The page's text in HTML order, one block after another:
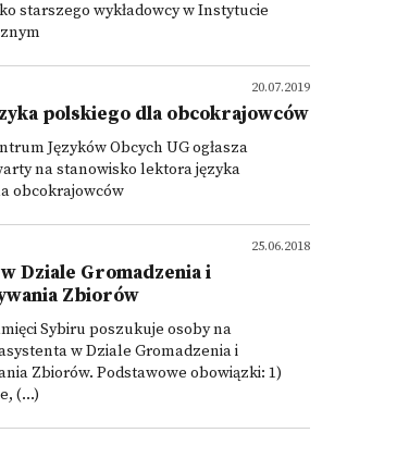
starszego wykładowcy w Instytucie
20.07.2019
polskiego dla obcokrajowców
Języków Obcych UG ogłasza
na stanowisko lektora języka
obcokrajowców
25.06.2018
Dziale Gromadzenia i
Zbiorów
Sybiru poszukuje osoby na
w Dziale Gromadzenia i
Zbiorów. Podstawowe obowiązki: 1)
(...)